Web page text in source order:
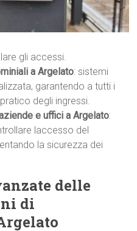
gli accessi.
a Argelato: sistemi
garantendo a tutti i
degli ingressi.
e uffici a Argelato:
laccesso del
la sicurezza dei
delle
di